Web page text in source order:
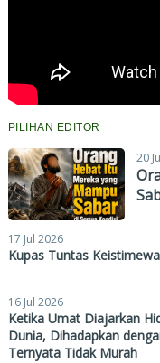
PILIHAN EDITOR
20
17 Jul 2026
Kupas Tuntas
16 Jul 2026
Ketika Umat Diajarkan
Dunia, Dihadapkan
Ternyata Tidak Murah